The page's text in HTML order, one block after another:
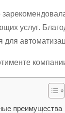
услуг.
преимущества